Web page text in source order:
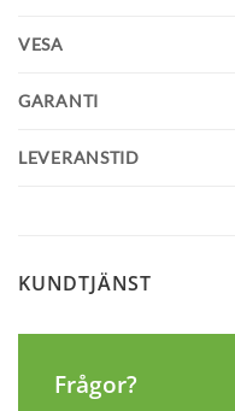
VESA
GARANTI
LEVERANSTID
KUNDTJÄNST
Frågor?